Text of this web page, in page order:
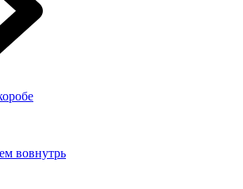
вовнутрь